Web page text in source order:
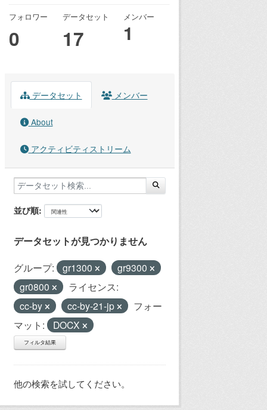
フォロワー
0
データセット
17
メンバー
1
データセット メンバー
About
アクティビティストリーム
並び順
データセットが見つかりません
グループ: gr1300
gr9300
gr0800
ライセンス:
cc-by
cc-by-21-jp
フォー
マット:
DOCX
フィルタ結果
他の検索を試してください。